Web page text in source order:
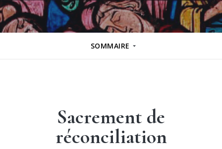
SOMMAIRE
Sacrement de
réconciliation